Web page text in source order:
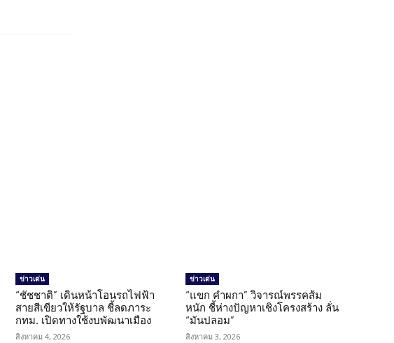
ข่าวเด่น
“ชัชชาติ” เดินหน้าโอนรถไฟฟ้า
สายสีเขียวให้รัฐบาล ชี้ลดภาระ
กทม. เปิดทางใช้งบพัฒนาเมือง
สิงหาคม 4, 2026
ข่าวเด่น
“แขก คำผกา” วิจารณ์พรรคส้ม
หนัก ชี้ห่างปัญหาเชิงโครงสร้าง ลั่น
“มันปลอม”
สิงหาคม 3, 2026